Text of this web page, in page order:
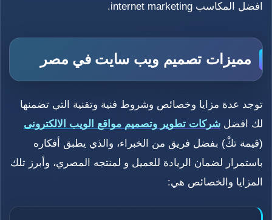
افضل المكاسب internet marketing.
مميزات تصميم ويب سايت في مصر
توجد عدة مزايا وخصائص وشروط فنية وتقنية التي تضمنها
لك افضل شركات تطوير وتصميم مواقع الويب الالكترونى
(قيمة تكْ) بفضل فريق من الخبراء، والذي يطبق أفكاره
باستمرار لضمان الريادة للعميل و لمنتجه المصري، وأبرز تلك
المزايا والخصائص هي: